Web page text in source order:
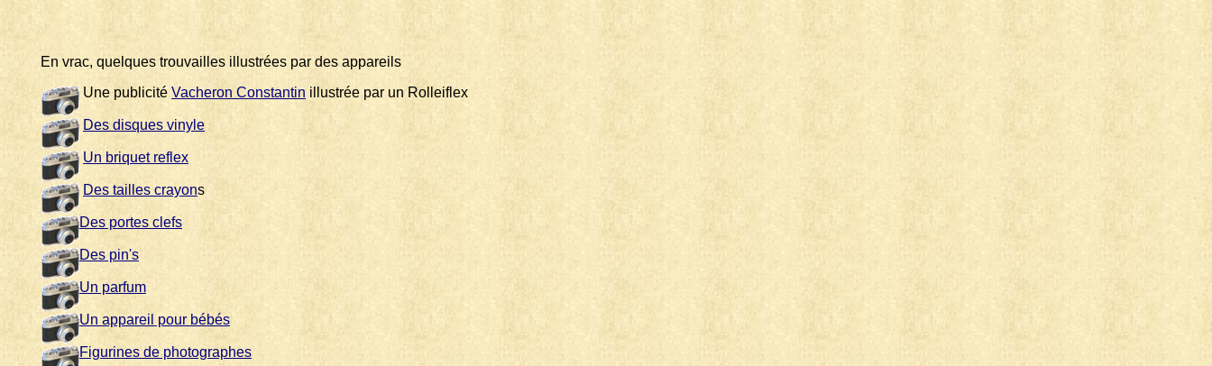
En vrac, quelques trouvailles illustrées par des appareils
Une publicité Vacheron Constantin illustrée par un Rolleiflex
Des disques vinyle
Un briquet reflex
Des tailles crayons
Des portes clefs
Des pin's
Un parfum
Un appareil pour bébés
Figurines de photographes